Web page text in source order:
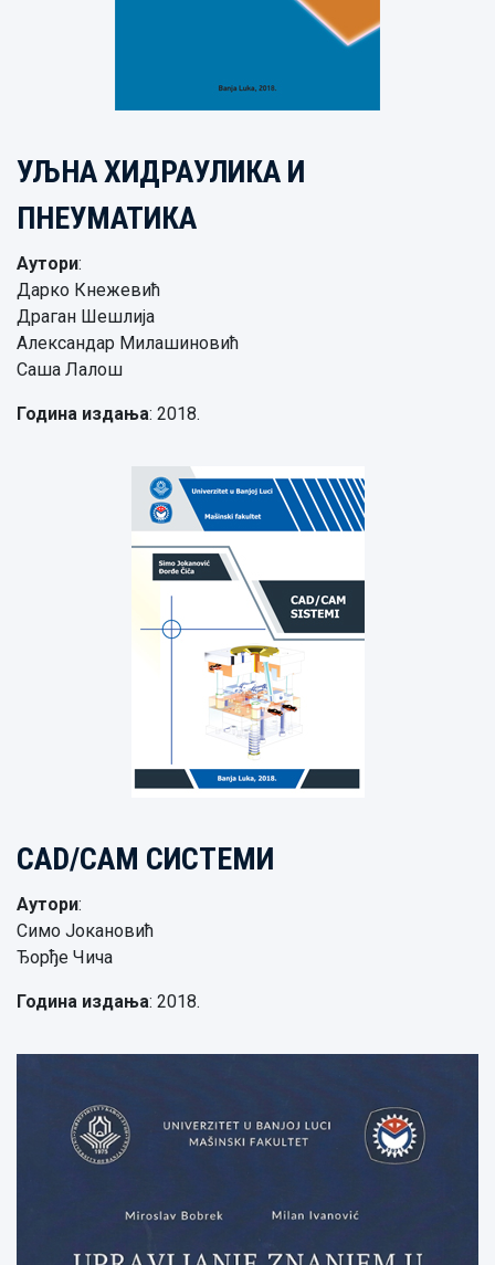
УЉНА ХИДРАУЛИКА И
ПНЕУМАТИКА
Аутори:
Дарко Кнежевић
Драган Шешлија
Александар Милашиновић
Саша Лалош
Година издања: 2018.
CAD/CAM СИСТЕМИ
Аутори:
Симо Јокановић
Ђорђе Чича
Година издања: 2018.